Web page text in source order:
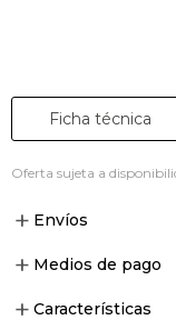
Ficha técnica
Oferta sujeta a
Envíos
Medios de pago
Características